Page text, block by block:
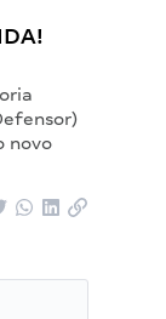
novo